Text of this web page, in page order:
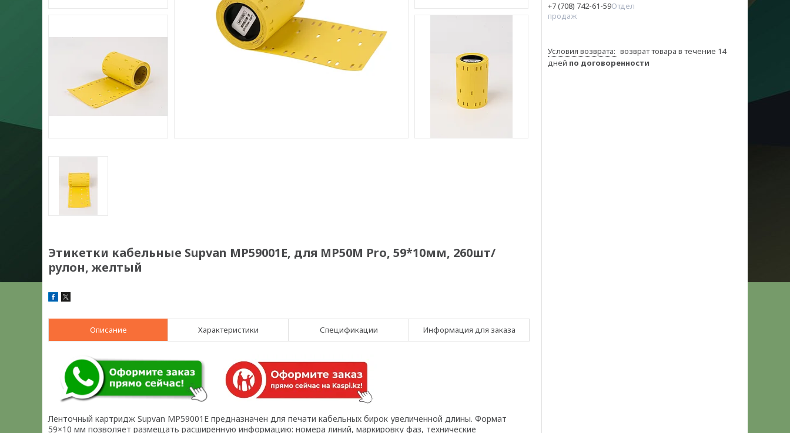
Этикетки кабельные Supvan MP59001E, для MP50M Pro, 59*10мм, 260шт/
рулон, желтый
Описание Характеристики Спецификации Информация для заказа
Ленточный картридж Supvan MP59001E предназначен для печати кабельных бирок увеличенной длины. Формат
59×10 мм позволяет размещать расширенную информацию: номера линий, маркировку фаз, технические
+7 (708) 742-61-59Отдел
продаж
возврат товара в течение 14
дней по договоренности